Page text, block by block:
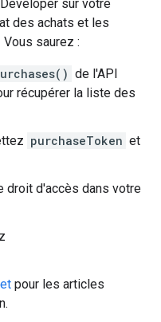
sur votre
des achats et les
saurez :
de l'API
récupérer la liste des
purchaseToken et
droit d'accès dans votre
pour les articles